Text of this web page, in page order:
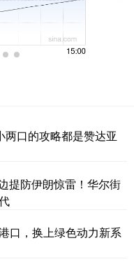
两口的攻略都是赞达亚
提防伊朗惊雷！华尔街
口，换上绿色动力新系